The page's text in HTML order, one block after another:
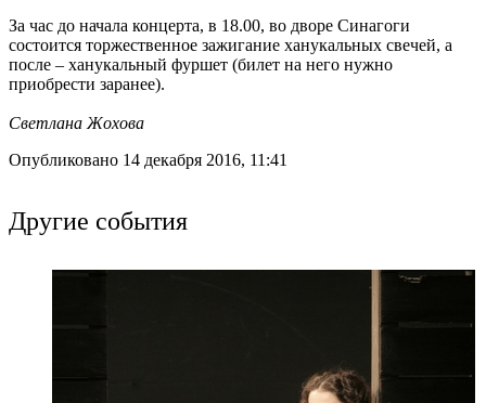
За час до начала концерта, в 18.00, во дворе Синагоги
состоится торжественное зажигание ханукальных свечей, а
после – ханукальный фуршет (билет на него нужно
приобрести заранее).
Светлана Жохова
Опубликовано 14 декабря 2016, 11:41
Другие события